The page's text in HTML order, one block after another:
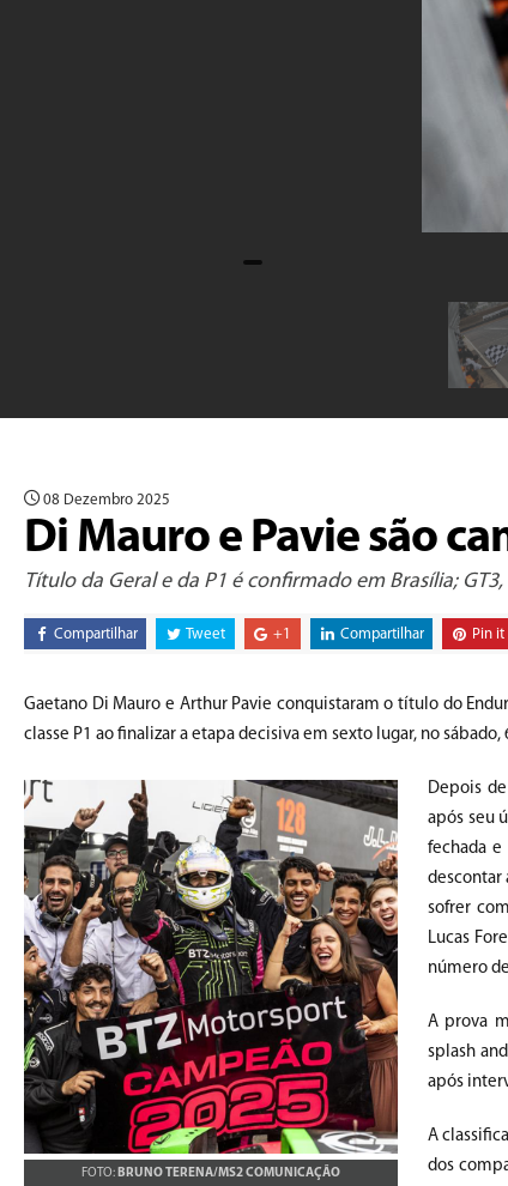
08 Dezembro 2025
Di Mauro e Pavie são
Título da Geral e da P1 é confirmado em Brasília;
Compartilhar Tweet +1 Compartilhar Pin it
Gaetano Di Mauro e Arthur Pavie conquistaram o título do
classe P1 ao finalizar a etapa decisiva em sexto lugar, no
FOTO: BRUNO TERENA/MS2 COMUNICAÇÃO
Depois
após seu
fechada
descontar
sofrer
Lucas
número
A prova
splash
após
A
dos